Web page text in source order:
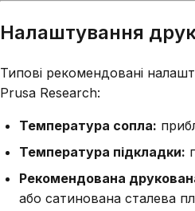
Налаштування
Типові рекомендовані
Prusa Research:
Температура сопла:
Температура підкладки:
Рекомендована
або сатинована сталева